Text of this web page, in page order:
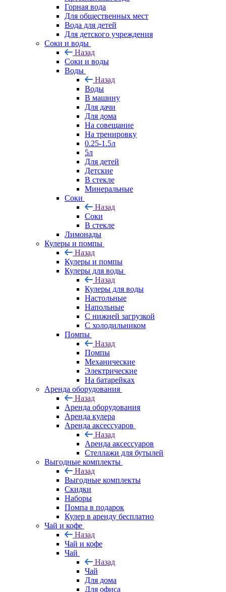
Горная вода
Для общественных мест
Вода для детей
Для детского учреждения
Соки и воды
Назад
Соки и воды
Воды
Назад
Воды
В машину
Для дачи
Для дома
На совещание
На тренировку
0.25-1.5л
5л
Для детей
Детские
В стекле
Минеральные
Соки
Назад
Соки
В стекле
Лимонады
Кулеры и помпы
Назад
Кулеры и помпы
Кулеры для воды
Назад
Кулеры для воды
Настольные
Напольные
С нижней загрузкой
С холодильником
Помпы
Назад
Помпы
Механические
Электрические
На батарейках
Аренда оборудования
Назад
Аренда оборудования
Аренда кулера
Аренда аксессуаров
Назад
Аренда аксессуаров
Стеллажи для бутылей
Выгодные комплекты
Назад
Выгодные комплекты
Скидки
Наборы
Помпа в подарок
Кулер в аренду бесплатно
Чай и кофе
Назад
Чай и кофе
Чай
Назад
Чай
Для дома
Для офиса